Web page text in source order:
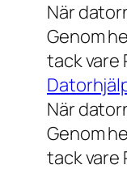
När
Genom
tack vare
När
Genom
tack vare